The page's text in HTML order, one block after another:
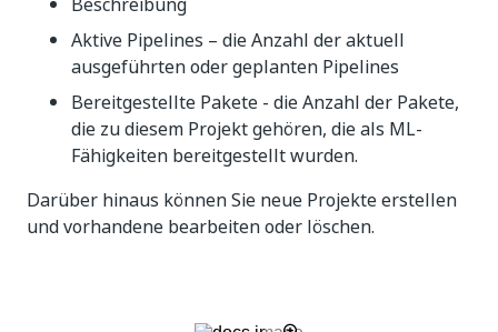
Aktive Pipelines – die Anzahl der aktuell
ausgeführten oder geplanten Pipelines
Bereitgestellte Pakete - die Anzahl der Pakete,
die zu diesem Projekt gehören, die als ML-
Fähigkeiten bereitgestellt wurden.
Darüber hinaus können Sie neue Projekte erstellen
und vorhandene bearbeiten oder löschen.